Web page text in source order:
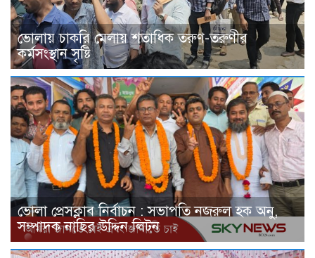
ভোলায় চাকরি মেলায় শতাধিক তরুণ-তরুণীর
কর্মসংস্থান সৃষ্টি
ভোলা প্রেসক্লাব নির্বাচন : সভাপতি নজরুল হক অনু,
সম্পাদক নাছির উদ্দিন লিটন